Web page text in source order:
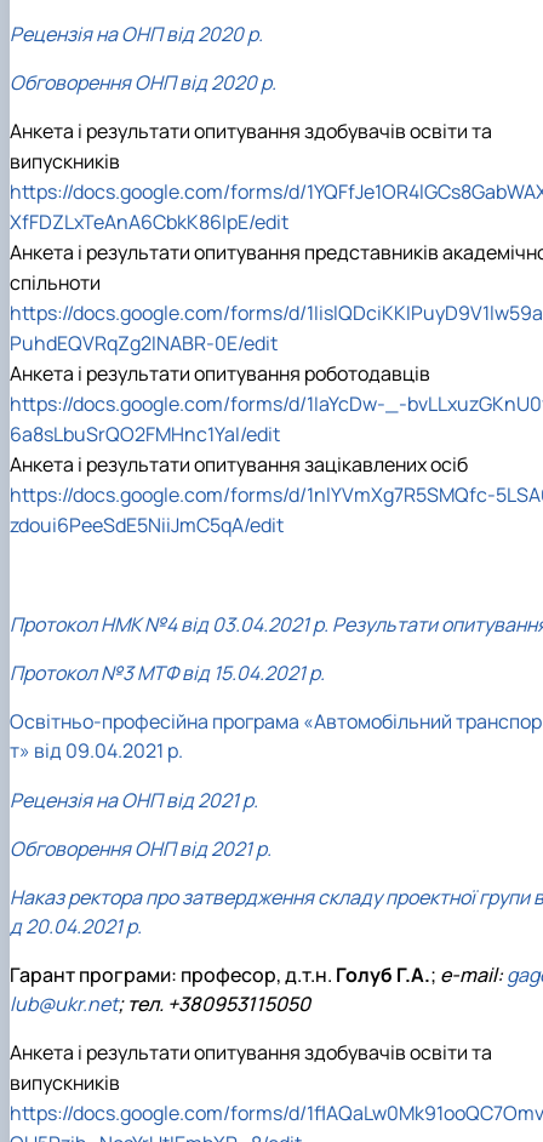
Рецензія на ОНП від 2020 р.
Обговорення ОНП від 2020 р.
Анкета і результати опитування здобувачів освіти та
випускників
https://docs.google.com/forms/d/
XfFDZLxTeAnA6CbkK86IpE/edit
Анкета і результати опитування представників
спільноти
https://docs.google.com/forms/d/1IislQDciKKIPuyD9V1lw59a
PuhdEQVRqZg2INABR-0E/edit
Анкета і результати опитування роботодавців
https://docs.google.com/forms/d/1IaYcDw-_-
6a8sLbuSrQO2FMHnc1YaI/edit
Анкета і результати опитування зацікавлених осіб
https://docs.google.com/forms/d/1nlYVmXg7R5SMQfc-
zdoui6PeeSdE5NiiJmC5qA/edit
Протокол НМК №4 від 03.04.2021 р. Результати
Протокол №3 МТФ від 15.04.2021 р.
Освітньо-професійна програма «Автомобільний транспор
т» від 09.04.2021 р.
Рецензія на ОНП від 2021 р.
Обговорення ОНП від 2021 р.
Наказ ректора про затвердження складу проектної групи
д 20.04.2021 р.
Гарант програми: професор, д.т.н. Голуб Г.А.; e-mail:
lub@ukr.net; тел. +380953115050
Анкета і результати опитування здобувачів освіти та
випускників
https://docs.google.com/forms/d/1flAQaLw0Mk91ooQC7Omv